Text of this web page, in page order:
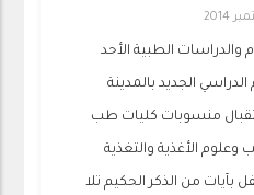
الطبية الأحد
الجديد بالمدينة
منسوبات كليات طب
وعلوم الأغذية والتغذية
بآيات من الذكر الحكيم تلا